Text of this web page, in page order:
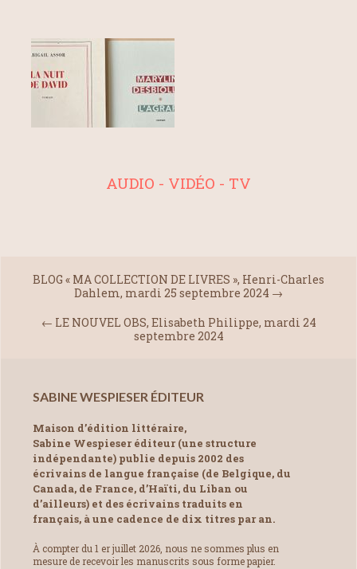
AUDIO - VIDÉO - TV
BLOG « MA COLLECTION DE LIVRES », Henri-Charles
Dahlem, mardi 25 septembre 2024 →
← LE NOUVEL OBS, Elisabeth Philippe, mardi 24
septembre 2024
SABINE WESPIESER ÉDITEUR
Maison d’édition littéraire,
Sabine Wespieser éditeur (une structure
indépendante) publie depuis 2002 des
écrivains de langue française (de Belgique, du
Canada, de France, d’Haïti, du Liban ou
d’ailleurs) et des écrivains traduits en
français, à une cadence de dix titres par an.
À compter du 1 er juillet 2026, nous ne sommes plus en
mesure de recevoir les manuscrits sous forme papier.